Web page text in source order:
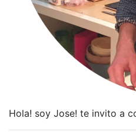
Hola! soy Jose! te invito a